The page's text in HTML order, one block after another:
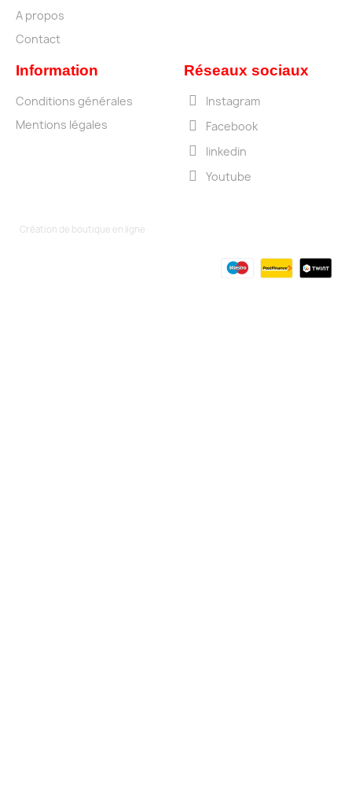
A propos
Contact
Information
Conditions générales
Mentions légales
Réseaux sociaux
Instagram
Facebook
linkedin
Youtube
Création de boutique en ligne